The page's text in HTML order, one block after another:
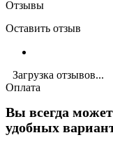
Отзывы
Оставить отзыв
Загрузка отзывов...
Оплата
Вы всегда
удобных